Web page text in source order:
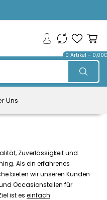
0 Artikel -
Uns
Zuverlässigkeit und
Als ein erfahrenes
bieten wir unseren Kunden
Occasionsteilen für
ist es einfach